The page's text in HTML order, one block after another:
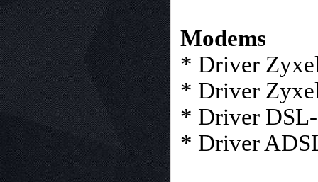
Modems
* Driver
* Driver
* Driver
* Driver